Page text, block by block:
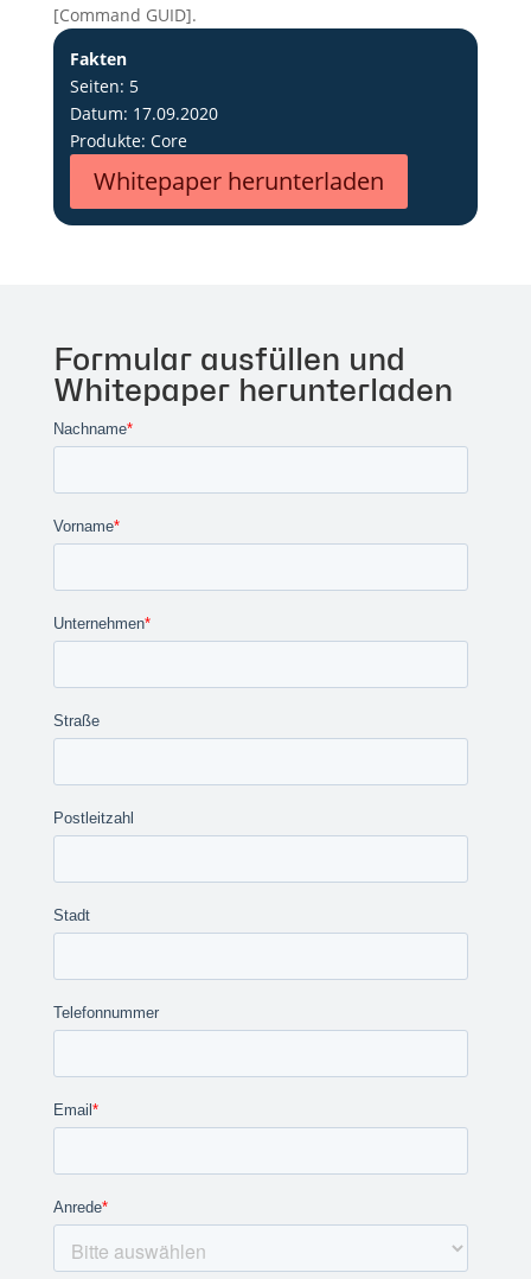
[Command GUID].
Fakten
Seiten: 5
Datum: 17.09.2020
Produkte: Core
Whitepaper herunterladen
Formular ausfüllen und
Whitepaper herunterladen